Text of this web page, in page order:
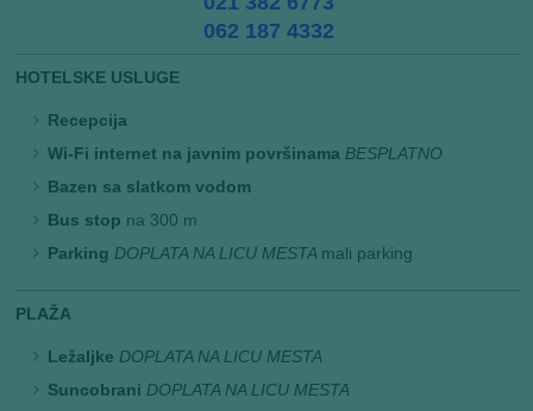
062 187 4332
HOTELSKE USLUGE
Recepcija
Wi-Fi internet na javnim površinama BESPLATNO
Bazen sa slatkom vodom
Bus stop na 300 m
Parking DOPLATA NA LICU MESTA mali parking
PLAŽA
Ležaljke DOPLATA NA LICU MESTA
Suncobrani DOPLATA NA LICU MESTA